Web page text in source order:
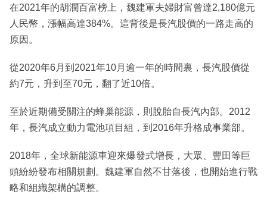
在2021年的胡潤百富榜上，魏建軍夫婦財富曾達2,180億元
人民幣，漲幅高達384%。這背後是長汽股價的一路走高的
原因。
從2020年6月到2021年10月逾一年的時間裏，長汽股價從
約7元，升到至70元，翻了近10倍。
至於近期備受關注的蜂巢能源，則脫胎自長汽內部。2012
年，長汽成立動力電池項目組，到2016年升格成事業部。
2018年，全球新能源車迎來爆發式增長，大眾、豐田等巨
頭紛紛發布相關規劃。魏建軍自然不甘落後，也開始進行戰
略和組織架構的調整。